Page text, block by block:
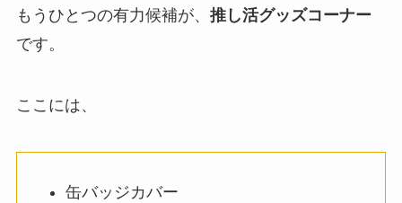
もうひとつの有力候補が、 推し活グッズコーナー
です。
ここには、
缶バッジカバー